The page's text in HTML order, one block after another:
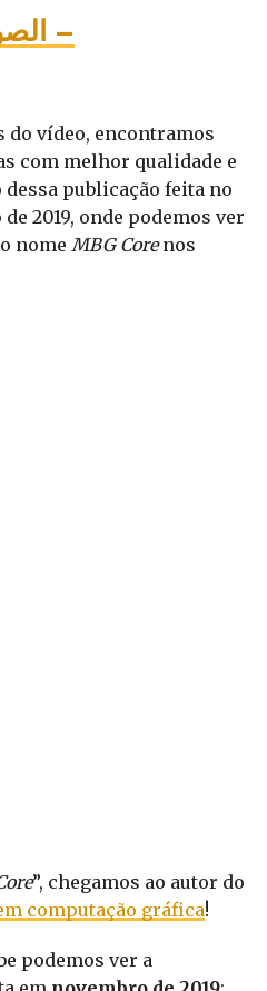
vídeo, encontramos
com melhor qualidade e
dessa publicação feita no
2019, onde podemos ver
nome MBG Corenos
”, chegamos ao autor do
computação gráfica!
podemos ver a